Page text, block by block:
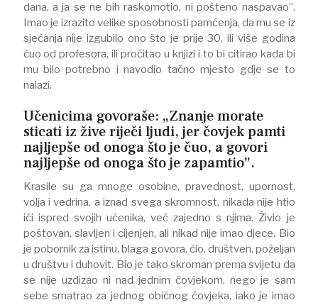
dana, a ja se ne bih raskomotio, ni pošteno naspavao”.
Imao je izrazito velike sposobnosti pamćenja, da mu se iz
sjećanja nije izgubilo ono što je prije 30, ili više godina
čuo od profesora, ili pročitao u knjizi i to bi citirao kada bi
mu bilo potrebno i navodio tačno mjesto gdje se to
nalazi.
Učenicima govoraše: „Znanje morate
sticati iz žive riječi ljudi, jer čovjek pamti
najljepše od onoga što je čuo, a govori
najljepše od onoga što je zapamtio”.
Krasile su ga mnoge osobine, pravednost, upornost,
volja i vedrina, a iznad svega skromnost, nikada nije htio
ići ispred svojih učenika, već zajedno s njima. Živio je
poštovan, slavljen i cijenjen, ali nikad nije imao djece. Bio
je pobornik za istinu, blaga govora, čio, društven, poželjan
u društvu i duhovit. Bio je tako skroman prema svijetu da
se nije uzdizao ni nad jednim čovjekom, nego je sam
sebe smatrao za jednog običnog čovjeka, iako je imao